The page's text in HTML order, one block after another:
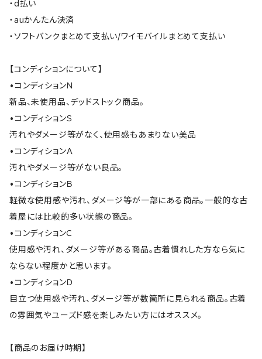
・d払い
・auかんたん決済
・ソフトバンクまとめて支払い/ワイモバイルまとめて支払い
【コンディションについて】
•コンディションＮ
新品、未使用品、デッドストック商品。
•コンディションＳ
汚れやダメージ等がなく、使用感もあまりない美品
•コンディションＡ
汚れやダメージ等がない良品。
•コンディションＢ
軽微な使用感や汚れ、ダメージ等が一部にある商品。一般的な古
着屋には比較的多い状態の商品。
•コンディションＣ
使用感や汚れ、ダメージ等がある商品。古着慣れした方なら気に
ならない程度かと思います。
•コンディションＤ
目立つ使用感や汚れ、ダメージ等が数箇所に見られる商品。古着
の雰囲気やユーズド感を楽しみたい方にはオススメ。
【商品のお届け時期】